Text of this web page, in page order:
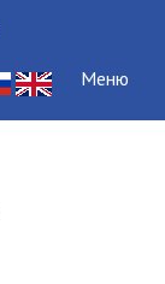
Меню